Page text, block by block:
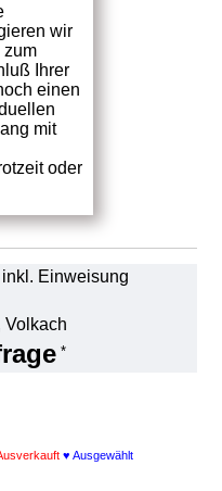
wir
zum
Ihrer
einen
mit
oder
Einweisung
Volkach
*
♥ Ausgewählt